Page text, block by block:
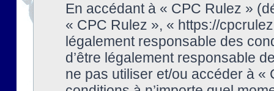
En accédant à « CPC Rulez »
« CPC Rulez », « https://
légalement responsable des
d’être légalement responsable
ne pas utiliser et/ou accéder à